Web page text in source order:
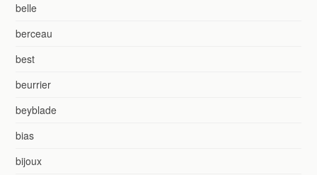
belle
berceau
best
beurrier
beyblade
bias
bijoux